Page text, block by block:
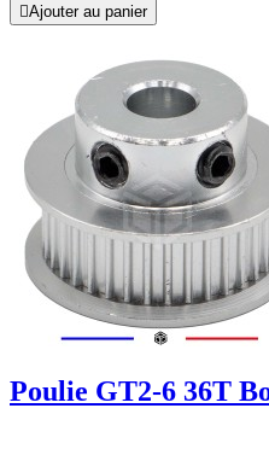
Ajouter au panier
Poulie GT2-6 36T